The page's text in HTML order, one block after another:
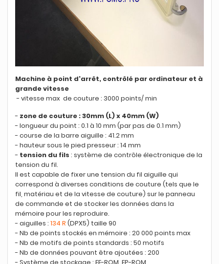
Machine à point d'arrêt, contrôlé par ordinateur et à
grande vitesse
- vitesse max de couture : 3000 points/ min
- zone de couture : 30mm (L) x 40mm (W)
- longueur du point : 0.1 à 10 mm (par pas de 0.1 mm)
- course de la barre aiguille : 41.2 mm
- hauteur sous le pied presseur : 14 mm
- tension du fils : système de contrôle électronique de la
tension du fil.
Il est capable de fixer une tension du fil aiguille qui
correspond à diverses conditions de couture (tels que le
fil, matériau et de la vitesse de couture) sur le panneau
de commande et de stocker les données dans la
mémoire pour les reproduire.
- aiguilles : 134 R (DPX5) taille 90
- Nb de points stockés en mémoire : 20 000 points max
- Nb de motifs de points standards : 50 motifs
- Nb de données pouvant être ajoutées : 200